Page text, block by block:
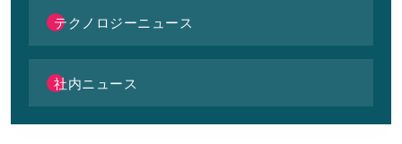
テクノロジーニュース
社内ニュース